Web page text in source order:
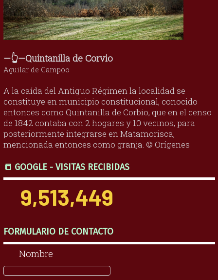
—👆—Quintanilla de Corvio
Aguilar de Campoo
A la caída del Antiguo Régimen la localidad se
constituye en municipio constitucional, conocido
entonces como Quintanilla de Corbio, que en el censo
de 1842 contaba con 2 hogares y 10 vecinos, para
posteriormente integrarse en Matamorisca,
mencionada entonces como granja. © Orígenes
📒 GOOGLE - VISITAS RECIBIDAS
9,513,449
FORMULARIO DE CONTACTO
Nombre